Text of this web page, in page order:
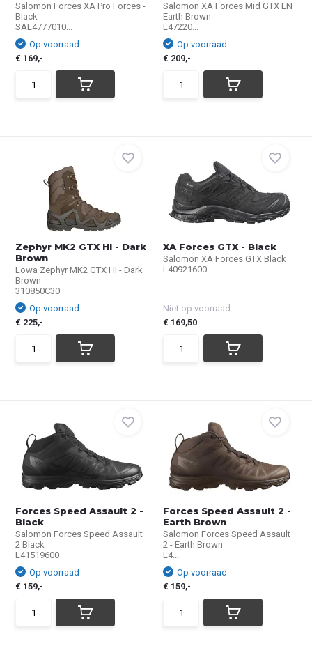
Salomon Forces XA Pro Forces -
Black
SAL4777010...
Op voorraad
€ 169,-
Salomon XA Forces Mid GTX EN
Earth Brown
L47220...
Op voorraad
€ 209,-
Zephyr MK2 GTX HI - Dark
Brown
Lowa Zephyr MK2 GTX HI - Dark
Brown
310850C30
Op voorraad
€ 225,-
XA Forces GTX - Black
Salomon XA Forces GTX Black
L40921600
Niet op voorraad
€ 169,50
Forces Speed Assault 2 -
Black
Salomon Forces Speed Assault
2 Black
L41519600
Op voorraad
€ 159,-
Forces Speed Assault 2 -
Earth Brown
Salomon Forces Speed Assault
2 - Earth Brown
L4...
Op voorraad
€ 159,-